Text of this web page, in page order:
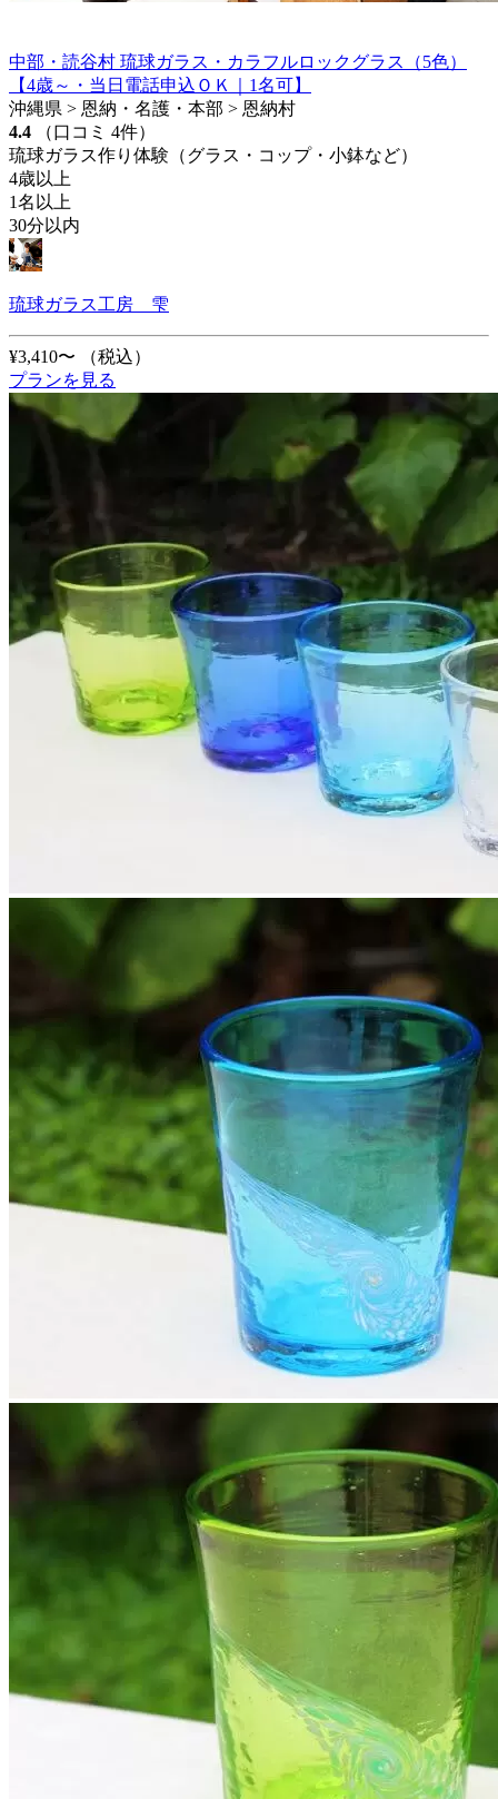
中部・読谷村 琉球ガラス・カラフルロックグラス（5色）
【4歳～・当日電話申込ＯＫ｜1名可】
沖縄県 > 恩納・名護・本部 > 恩納村
4.4
（口コミ 4件）
琉球ガラス作り体験（グラス・コップ・小鉢など）
4歳以上
1名以上
30分以内
琉球ガラス工房 雫
¥3,410〜
（税込）
プランを見る